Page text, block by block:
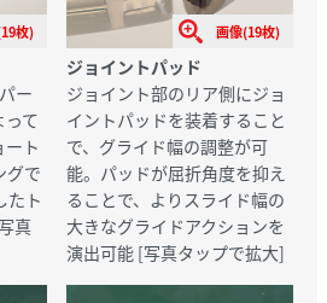
枚)
ー
て
ート
グで
たト
真
画像(19枚)
ジョイントパッド
ジョイント部のリア側にジョ
イントパッドを装着すること
で、グライド幅の調整が可
能。パッドが屈折角度を抑え
ることで、よりスライド幅の
大きなグライドアクションを
演出可能[写真タップで拡大]